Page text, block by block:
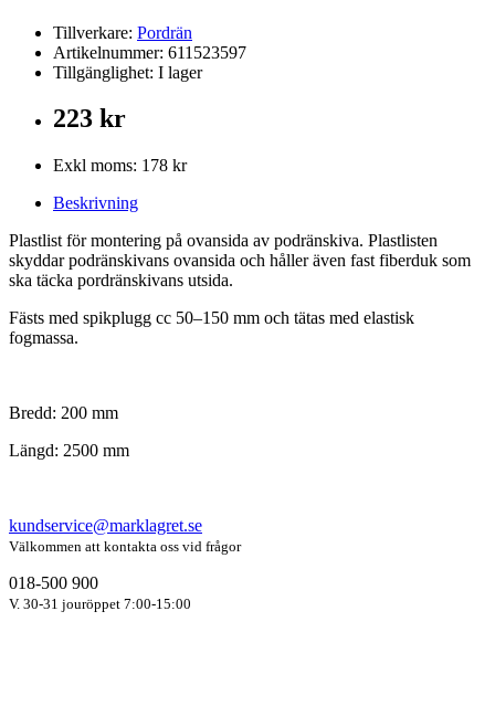
Tillverkare: Pordrän
Artikelnummer: 611523597
Tillgänglighet: I lager
223 kr
Exkl moms: 178 kr
Beskrivning
Plastlist för montering på ovansida av podränskiva. Plastlisten
skyddar podränskivans ovansida och håller även fast fiberduk som
ska täcka pordränskivans utsida.
Fästs med spikplugg cc 50–150 mm och tätas med elastisk
fogmassa.
Bredd: 200 mm
Längd: 2500 mm
kundservice@marklagret.se
Välkommen att kontakta oss vid frågor
018-500 900
V. 30-31 jouröppet 7:00-15:00